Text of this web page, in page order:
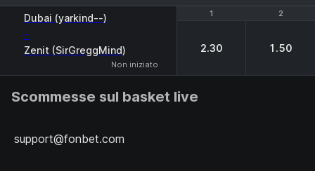
1 2
Dubai (yarkind--)
-
Zenit (SirGreggMind)
Non iniziato
1 2
2.30 1.50
Scommesse sul basket live
support@fonbet.com